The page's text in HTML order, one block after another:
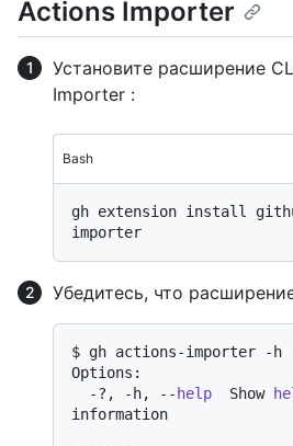
Actions Importer
Установите расширение
Importer :
Bash
gh extension install
Убедитесь, что
$ gh actions-importer -h
Options:
  -?, -h, --
help
  Show
information